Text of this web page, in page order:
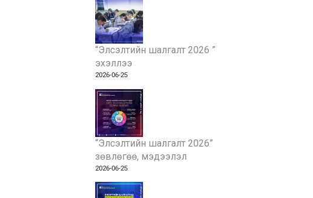
“Элсэлтийн шалгалт 2026 ”
эхэллээ
2026-06-25
“Элсэлтийн шалгалт 2026”
зөвлөгөө, мэдээлэл
2026-06-25